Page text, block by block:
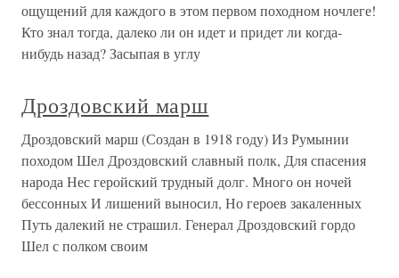
ощущений для каждого в этом первом походном ночлеге!
Кто знал тогда, далеко ли он идет и придет ли когда-
нибудь назад? Засыпая в углу
Дроздовский марш
Дроздовский марш (Создан в 1918 году) Из Румынии
походом Шел Дроздовский славный полк, Для спасения
народа Нес геройский трудный долг. Много он ночей
бессонных И лишений выносил, Но героев закаленных
Путь далекий не страшил. Генерал Дроздовский гордо
Шел с полком своим